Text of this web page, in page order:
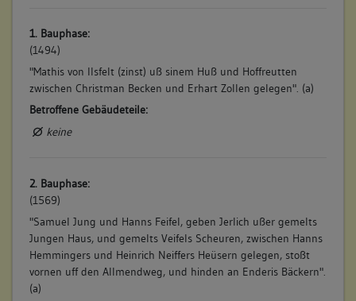
1. Bauphase:
(1494)
"Mathis von Ilsfelt (zinst) uß sinem Huß und Hoffreutten
zwischen Christman Becken und Erhart Zollen gelegen". (a)
Betroffene Gebäudeteile:
keine
2. Bauphase:
(1569)
"Samuel Jung und Hanns Feifel, geben Jerlich ußer gemelts
Jungen Haus, und gemelts Veifels Scheuren, zwischen Hanns
Hemmingers und Heinrich Neiffers Heüsern gelegen, stoßt
vornen uff den Allmendweg, und hinden an Enderis Bäckern".
(a)